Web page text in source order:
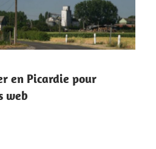
en Picardie pour
web